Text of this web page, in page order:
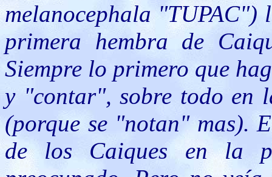
melanocephala "TUPAC")
primera hembra de
Siempre lo primero que
y "contar", sobre todo en
(porque se "notan" mas).
de los Caiques en la